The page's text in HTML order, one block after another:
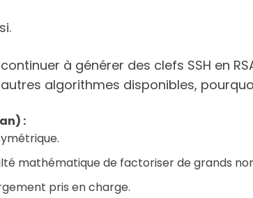
à générer des clefs SSH en
algorithmes disponibles,
:
mathématique de factoriser de grands
pris en charge.